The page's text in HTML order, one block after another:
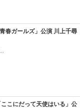
春ガールズ」公演 川上千尋
こにだって天使はいる」公